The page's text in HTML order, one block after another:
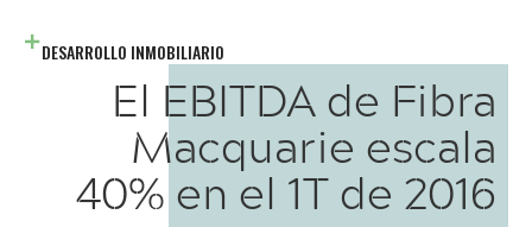
DESARROLLO INMOBILIARIO
El EBITDA de Fibra
Macquarie escala
40% en el 1T de 2016